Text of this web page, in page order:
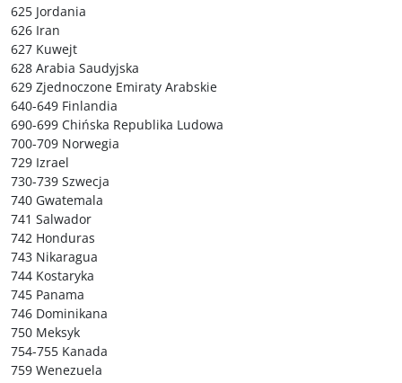
625 Jordania
626 Iran
627 Kuwejt
628 Arabia Saudyjska
629 Zjednoczone Emiraty Arabskie
640-649 Finlandia
690-699 Chińska Republika Ludowa
700-709 Norwegia
729 Izrael
730-739 Szwecja
740 Gwatemala
741 Salwador
742 Honduras
743 Nikaragua
744 Kostaryka
745 Panama
746 Dominikana
750 Meksyk
754-755 Kanada
759 Wenezuela